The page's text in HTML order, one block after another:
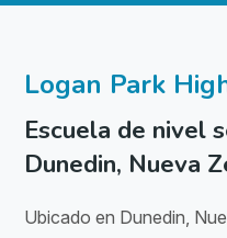
Logan Park
Escuela de nivel
Dunedin, Nueva
Ubicado en Dunedin,